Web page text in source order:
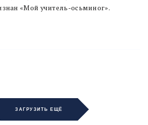
«Мой учитель-осьминог».
ЗАГРУЗИТЬ ЕЩЁ